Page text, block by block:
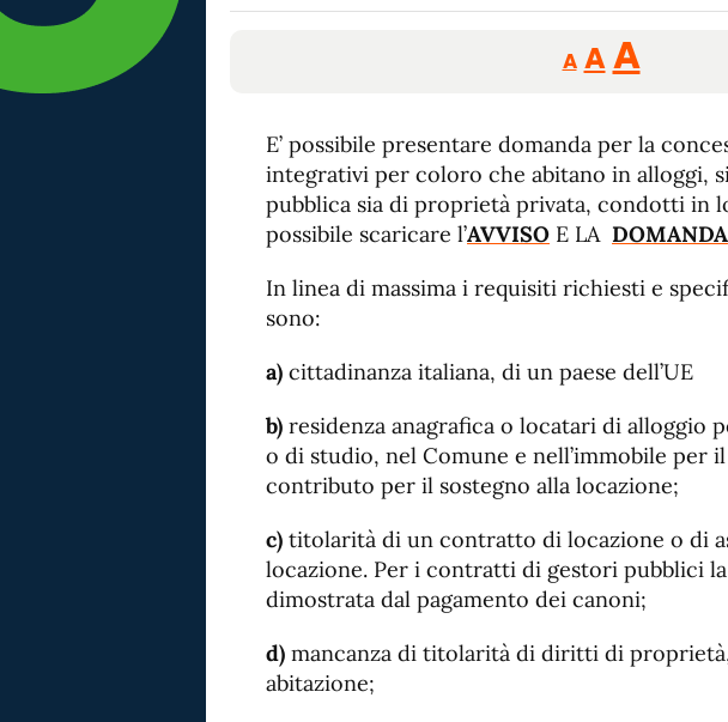
A
Reducir
tamaño
A
tamaño
de
fuente
A
de
E’ possibile presentare domanda per la
integrativi per coloro che abitano in alloggi,
pubblica sia di proprietà privata, condotti in
possibile scaricare l’AVVISO E LA DOMANDA
In linea di massima i requisiti richiesti e
sono:
a) cittadinanza italiana, di un paese dell’UE
b) residenza anagrafica o locatari di alloggio
o di studio, nel Comune e nell’immobile per
contributo per il sostegno alla locazione;
c) titolarità di un contratto di locazione o di
locazione. Per i contratti di gestori pubblici
dimostrata dal pagamento dei canoni;
d) mancanza di titolarità di diritti di
abitazione;